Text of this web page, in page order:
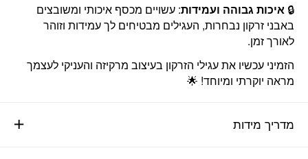
🔒 איכות גבוהה ועמידות: עשויים מכסף איכותי ומשובצים
באבני זרקון נבחרות, העגילים מבטיחים לך עמידות וזוהר
לאורך זמן.
הזמיני עכשיו את עגילי הזרקון בעיצוב מרקיזה והעניקי לעצמך
מראה יוקרתי ומיוחד! 🌟
מדריך מידות